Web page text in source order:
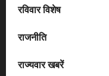
रविवार विशेष
राजनीति
राज्यवार खबरें